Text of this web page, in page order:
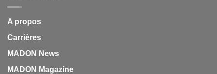
A propos
Carrières
MADON News
MADON Magazine